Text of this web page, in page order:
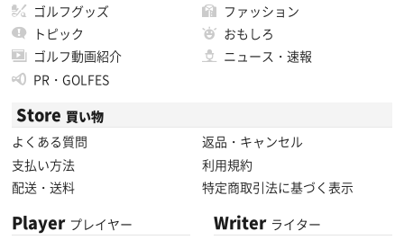
ゴルフグッズ
ファッション
トピック
おもしろ
ゴルフ動画紹介
ニュース・速報
PR・GOLFES
Store 買い物
よくある質問
返品・キャンセル
支払い方法
利用規約
配送・送料
特定商取引法に基づく表示
Player プレイヤー Writer ライター